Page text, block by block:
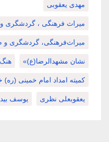
مهدی یعقوبی
میراث فرهنگی ، گردشگری
میراث‌فرهنگی، گردشگری و
نشان مشهدالرضا(ع)» هنگ
کمیته امداد امام خمینی
یعقوبعلی نظری یوسف